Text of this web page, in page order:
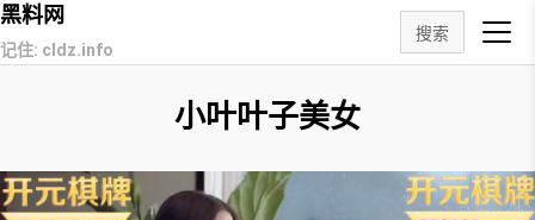
黑料网
记住: cldz.info
搜索
小叶叶子美女